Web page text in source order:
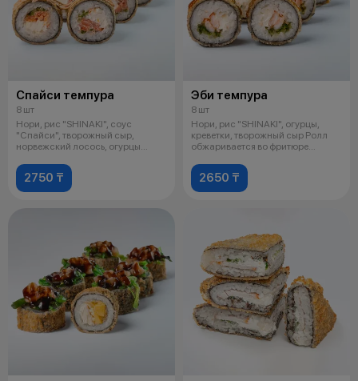
Спайси темпура
8 шт
Нори, рис "SHINAKI", соус
"Спайси", творожный сыр,
норвежский лосось, огурцы
2750 ₸
Эби темпура
8 шт
Нори, рис "SHINAKI", огурцы,
креветки, творожный сыр Ролл
обжаривается во фритюре
2650 ₸